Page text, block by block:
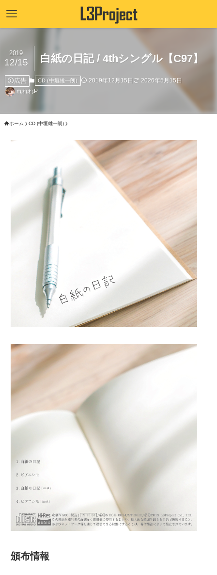
白紙の日記 / 4thシングル【C97】
2019
12/15
広告 CD (中垣雄一朗) 2019年12月15日
2026年5月15日
れれれP
ホーム CD (中垣雄一朗)
頒布情報